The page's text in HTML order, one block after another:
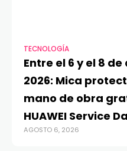
TECNOLOGÍA
Entre el 6 y el 8
2026: Mica
mano de obra
HUAWEI Service
AGOSTO 6, 2026